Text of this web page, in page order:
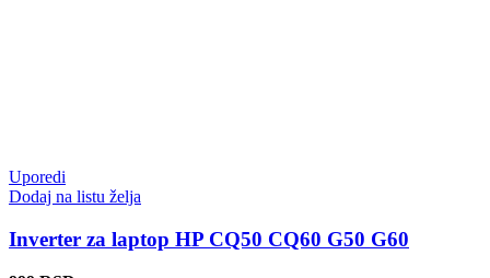
Uporedi
Dodaj na listu želja
Inverter za laptop HP CQ50 CQ60 G50 G60